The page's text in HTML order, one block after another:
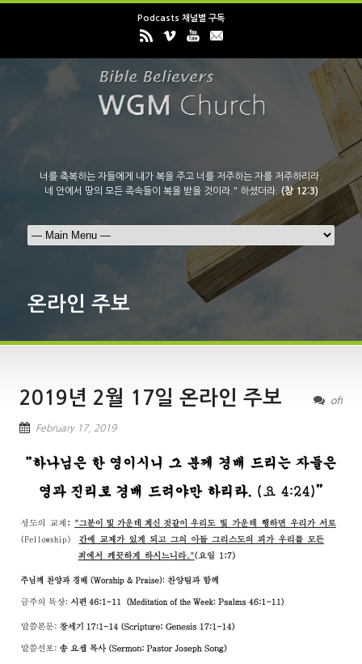
Podcasts 채널별 구독
너를 축복하는 자들에게 내가 복을 주고 너를 저주하는 자를 저주하리라.
네 안에서 땅의 모든 족속들이 복을 받을 것이라." 하셨더라.(창 12:3)
온라인 주보
off
2019년 2월 17일 온라인 주보
February 17, 2019